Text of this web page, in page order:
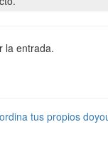
la entrada.
tus propios